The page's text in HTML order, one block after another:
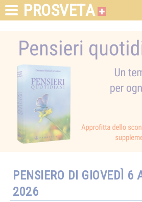
PROSVETA
PENSIERO DI GIOVEDÌ 6
2026